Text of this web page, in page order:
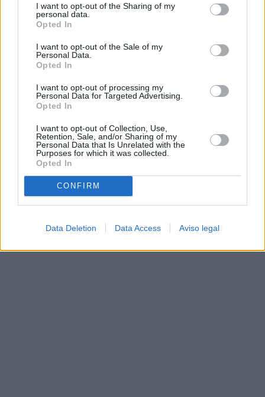
de su consentimiento, pero usted tiene el derecho de
rechazar tal procesamiento. Sus preferencias se aplicarán
cualquier momento entrando de nuevo en este sitio web o
visitando nuestra política de privacidad.
I want to opt-out of the Sharing of my
personal data.
Opted In
I want to opt-out of the Sale of my
Personal Data.
Opted In
I want to opt-out of processing my
Personal Data for Targeted Advertising.
Opted In
I want to opt-out of Collection, Use,
Retention, Sale, and/or Sharing of my
Personal Data that Is Unrelated with the
Purposes for which it was collected.
Opted In
CONFIRM
Data Deletion Data Access Aviso legal